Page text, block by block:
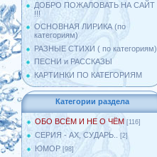
ДОБРО ПОЖАЛОВАТЬ НА САЙТ
!!!
ОСНОВНАЯ ЛИРИКА (по
категориям)
РАЗНЫЕ СТИХИ ( по категориям)
ПЕСНИ и РАССКАЗЫ
КАРТИНКИ ПО КАТЕГОРИЯМ
Категории раздела
ОБО ВСЁМ И НЕ О ЧЁМ [116]
СЕРИЯ - АХ, СУДАРЬ.. [2]
ЮМОР [98]